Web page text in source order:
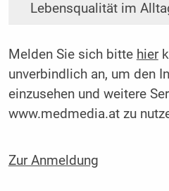
Lebensqualität im
Melden Sie sich bitte hier
unverbindlich an, um den
einzusehen und weitere
www.medmedia.at zu
Zur Anmeldung